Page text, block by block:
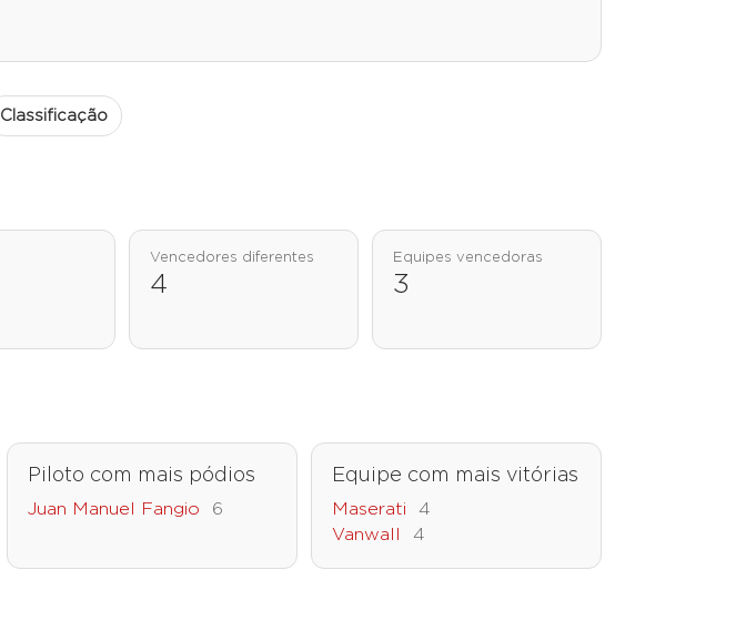
Classificação
Vencedores diferentes
4
Equipes vencedoras
3
Piloto com mais pódios
Juan Manuel Fangio 6
Equipe com mais vitórias
Maserati
4
Vanwall
4